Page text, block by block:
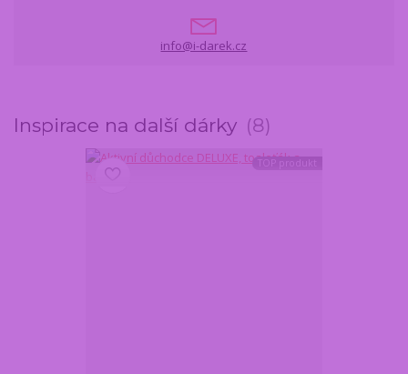
info@i-darek.cz
Inspirace na další dárky 8
TOP produkt